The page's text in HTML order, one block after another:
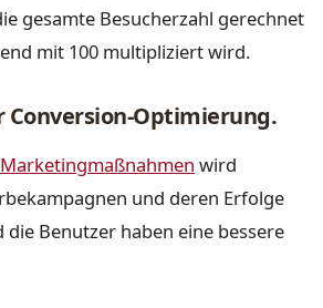
gesamte Besucherzahl gerechnet
mit 100 multipliziert wird.
Conversion-Optimierung.
wird
und deren Erfolge
Benutzer haben eine bessere